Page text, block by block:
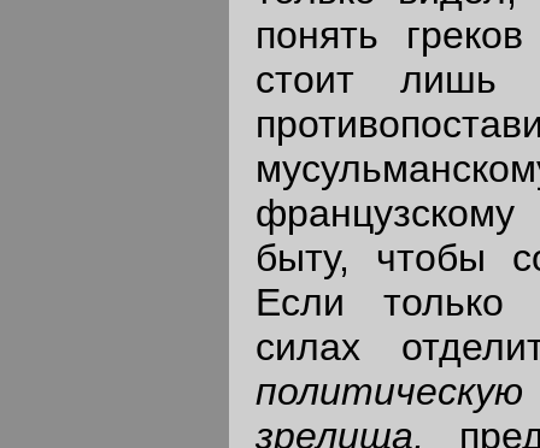
понять
стоит лишь
быту, чтобы
Если только
силах
зрелища,